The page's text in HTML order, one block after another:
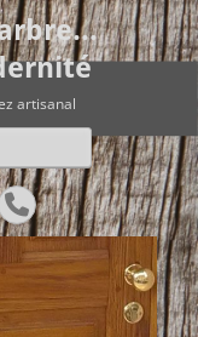
artisanal
Tél